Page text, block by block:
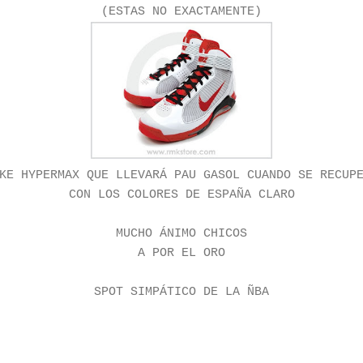
(ESTAS NO EXACTAMENTE)
HYPERMAX QUE LLEVARÁ PAU GASOL CUANDO SE
CON LOS COLORES DE ESPAÑA CLARO
MUCHO ÁNIMO CHICOS
A POR EL ORO
SPOT SIMPÁTICO DE LA ÑBA